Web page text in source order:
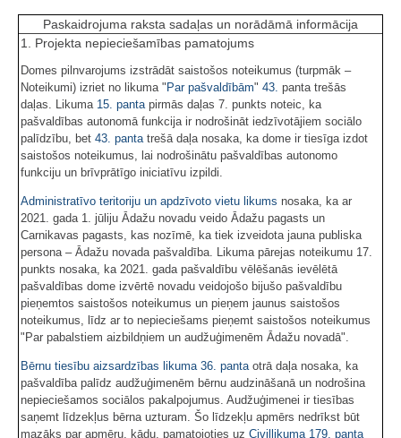
Paskaidrojuma raksta sadaļas un norādāmā informācija
1. Projekta nepieciešamības pamatojums
Domes pilnvarojums izstrādāt saistošos noteikumus (turpmāk –
Noteikumi) izriet no likuma "Par pašvaldībām" 43. panta trešās
daļas. Likuma 15. panta pirmās daļas 7. punkts noteic, ka
pašvaldības autonomā funkcija ir nodrošināt iedzīvotājiem sociālo
palīdzību, bet 43. panta trešā daļa nosaka, ka dome ir tiesīga izdot
saistošos noteikumus, lai nodrošinātu pašvaldības autonomo
funkciju un brīvprātīgo iniciatīvu izpildi.
Administratīvo teritoriju un apdzīvoto vietu likums nosaka, ka ar
2021. gada 1. jūliju Ādažu novadu veido Ādažu pagasts un
Carnikavas pagasts, kas nozīmē, ka tiek izveidota jauna publiska
persona – Ādažu novada pašvaldība. Likuma pārejas noteikumu 17.
punkts nosaka, ka 2021. gada pašvaldību vēlēšanās ievēlētā
pašvaldības dome izvērtē novadu veidojošo bijušo pašvaldību
pieņemtos saistošos noteikumus un pieņem jaunus saistošos
noteikumus, līdz ar to nepieciešams pieņemt saistošos noteikumus
"Par pabalstiem aizbildņiem un audžuģimenēm Ādažu novadā".
Bērnu tiesību aizsardzības likuma 36. panta otrā daļa nosaka, ka
pašvaldība palīdz audžuģimenēm bērnu audzināšanā un nodrošina
nepieciešamos sociālos pakalpojumus. Audžuģimenei ir tiesības
saņemt līdzekļus bērna uzturam. Šo līdzekļu apmērs nedrīkst būt
mazāks par apmēru, kādu, pamatojoties uz Civillikuma 179. panta